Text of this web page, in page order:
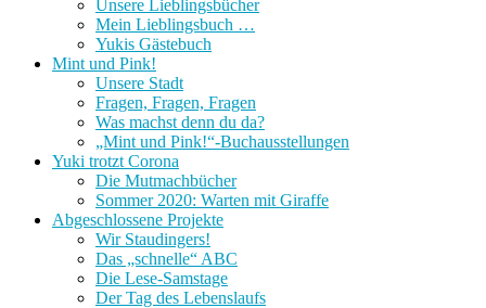
Unsere Lieblingsbücher
Mein Lieblingsbuch …
Yukis Gästebuch
Mint und Pink!
Unsere Stadt
Fragen, Fragen, Fragen
Was machst denn du da?
„Mint und Pink!“-Buchausstellungen
Yuki trotzt Corona
Die Mutmachbücher
Sommer 2020: Warten mit Giraffe
Abgeschlossene Projekte
Wir Staudingers!
Das „schnelle“ ABC
Die Lese-Samstage
Der Tag des Lebenslaufs